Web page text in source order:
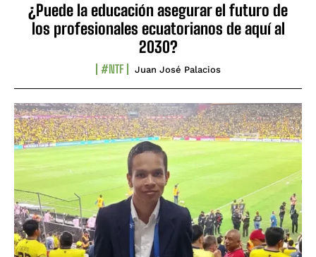
¿Puede la educación asegurar el futuro de
los profesionales ecuatorianos de aquí al
2030?
#NTF Juan José Palacios